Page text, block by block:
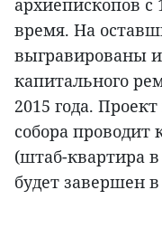
архиепископов с
время. На
выгравированы
капитального
2015 года.
собора проводит
(штаб-квартира
будет завершен в